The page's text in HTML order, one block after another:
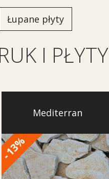
Łupane płyty
I PŁYTY
Mediterran
-
13
%